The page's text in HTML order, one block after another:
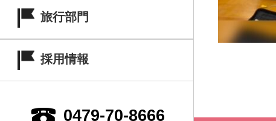
旅行部門
採用情報
0479-70-8666